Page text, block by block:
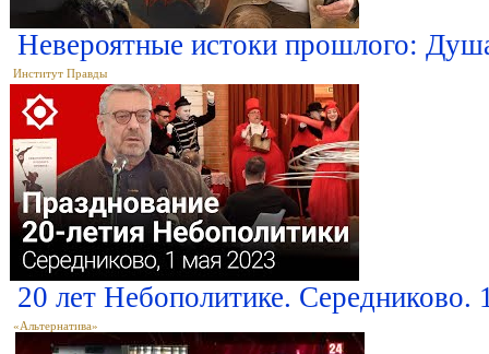
Невероятные истоки прошлого:
Институт Правды
20 лет Небополитике. Середниково.
«Альтернатива»